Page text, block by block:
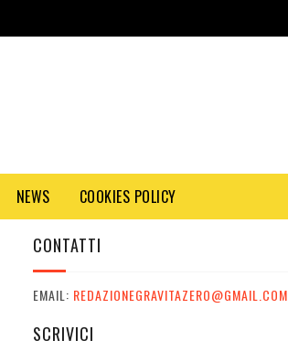
NEWS COOKIES POLICY
CONTATTI
EMAIL: REDAZIONEGRAVITAZERO@GMAIL.COM
SCRIVICI